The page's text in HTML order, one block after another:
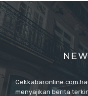
Cekkabaronline.com
menyajikan berita